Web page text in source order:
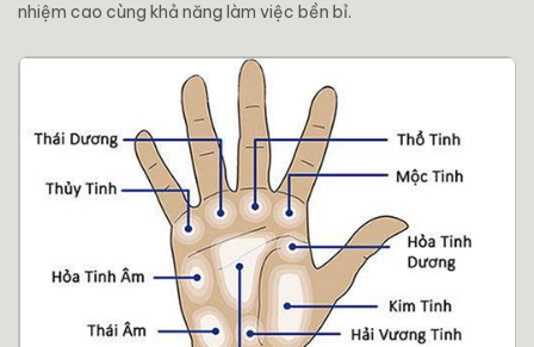
nhiệm cao cùng khả năng làm việc bền bỉ.